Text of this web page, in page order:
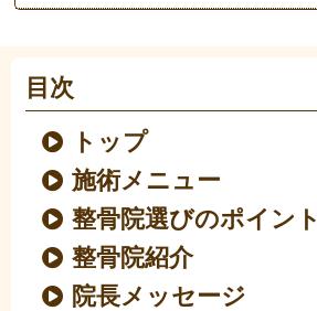
目次
トップ
施術メニュー
整骨院選びのポイント
整骨院紹介
院長メッセージ